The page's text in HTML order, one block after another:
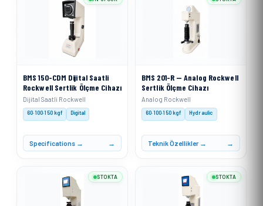
BMS 150-CDM Dijital Saatli
Rockwell Sertlik Ölçme Cihazı
Dijital Saatli Rockwell
60·100·150 kgf Digital
Specifications →
BMS 201-R — Analog Rockwell
Sertlik Ölçme Cihazı
Analog Rockwell
60·100·150 kgf Hydraulic
Teknik Özellikler →
STOKTA STOKTA